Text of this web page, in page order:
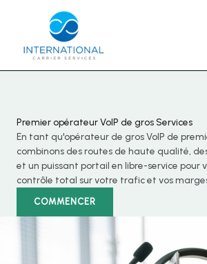
Premier opérateur VoIP de gros Services
En tant qu'opérateur de gros VoIP de
combinons des routes de haute qualité,
et un puissant portail en libre-service pour
contrôle total sur votre trafic et vos
COMMENCER